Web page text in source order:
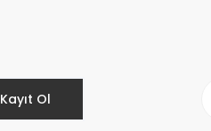
Kayıt Ol